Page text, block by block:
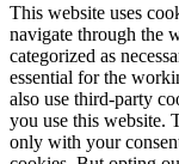
This website uses
navigate through the
categorized as
essential for the
also use third-party
you use this website.
only with your